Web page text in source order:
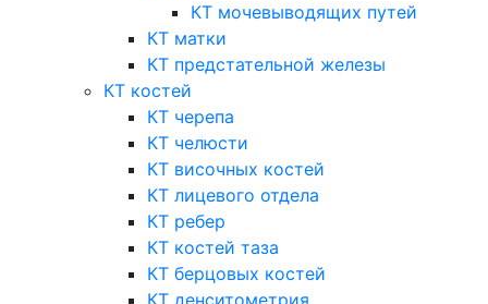
КТ мочевыводящих путей
КТ матки
КТ предстательной железы
КТ костей
КТ черепа
КТ челюсти
КТ височных костей
КТ лицевого отдела
КТ ребер
КТ костей таза
КТ берцовых костей
КТ денситометрия